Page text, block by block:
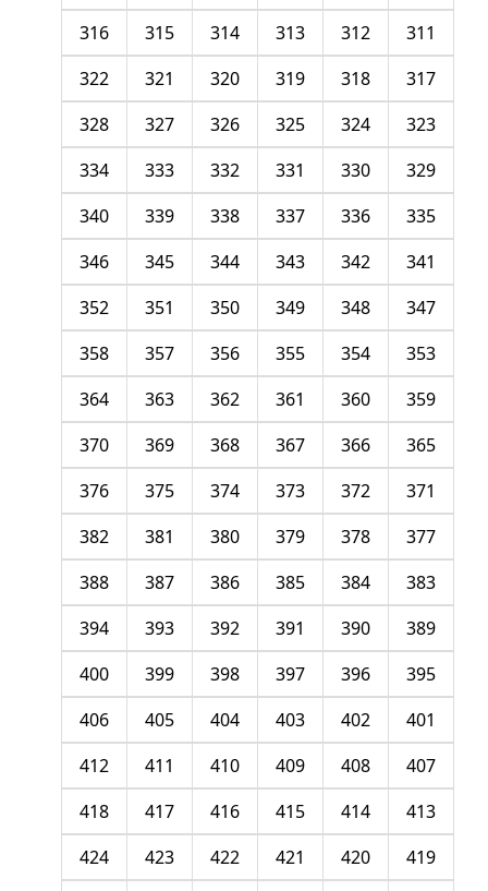
311
312
313
314
315
316
317
318
319
320
321
322
323
324
325
326
327
328
329
330
331
332
333
334
335
336
337
338
339
340
341
342
343
344
345
346
347
348
349
350
351
352
353
354
355
356
357
358
359
360
361
362
363
364
365
366
367
368
369
370
371
372
373
374
375
376
377
378
379
380
381
382
383
384
385
386
387
388
389
390
391
392
393
394
395
396
397
398
399
400
401
402
403
404
405
406
407
408
409
410
411
412
413
414
415
416
417
418
419
420
421
422
423
424